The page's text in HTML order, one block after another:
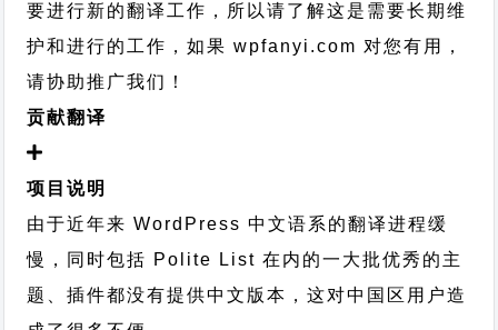
要进行新的翻译工作，所以请了解这是需要长期维
护和进行的工作，如果 wpfanyi.com 对您有用，
请协助推广我们！
贡献翻译
项目说明
由于近年来 WordPress 中文语系的翻译进程缓
慢，同时包括 Polite List 在内的一大批优秀的主
题、插件都没有提供中文版本，这对中国区用户造